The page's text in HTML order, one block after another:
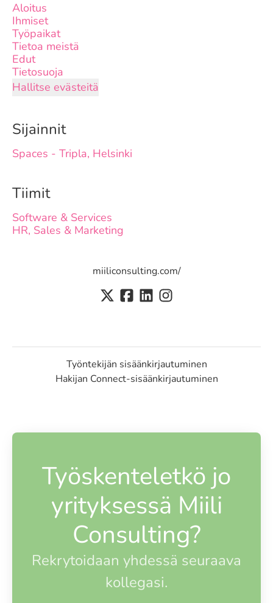
Aloitus
Ihmiset
Työpaikat
Tietoa meistä
Edut
Tietosuoja
Hallitse evästeitä
Sijainnit
Spaces - Tripla, Helsinki
Tiimit
Software & Services
HR, Sales & Marketing
miiliconsulting.com/
Työntekijän sisäänkirjautuminen
Hakijan Connect-sisäänkirjautuminen
Työskenteletkö jo
yrityksessä Miili
Consulting?
Rekrytoidaan yhdessä seuraava
kollegasi.